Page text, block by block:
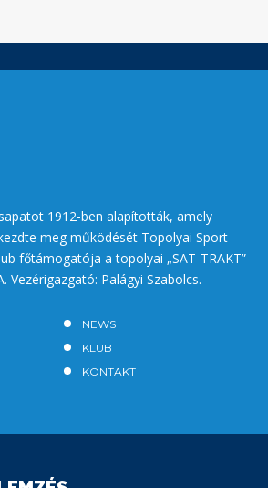
1912-ben alapították, amely
meg működését Topolyai Sport
főtámogatója a topolyai „SAT-TRAKT”
Vezérigazgató: Palágyi Szabolcs.
NEWS
KLUB
KONTAKT